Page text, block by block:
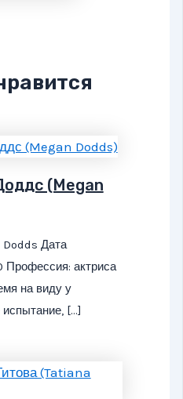
(Megan
Дата
Профессия: актриса
на виду у
[…]